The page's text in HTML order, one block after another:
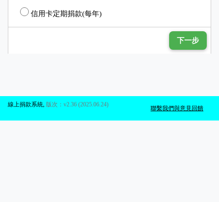
信用卡定期捐款(每年)
下一步
聯繫我們與意見回饋
線上捐款系統 版次：v2.36 (2025.06.24)